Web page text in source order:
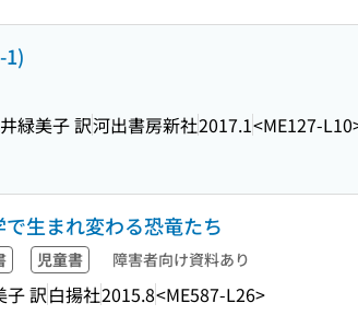
1)
緑美子 訳河出書房新社2017.1<ME127-
生まれ変わる恐竜たち
児童書 障害者向け資料あり
子 訳白揚社2015.8<ME587-L26>